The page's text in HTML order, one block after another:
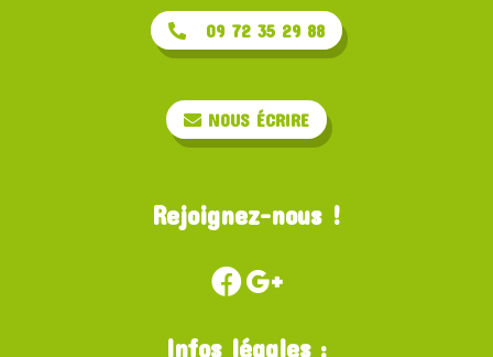
09 72 35 29 88
NOUS ÉCRIRE
Rejoignez-nous !
Infos légales :